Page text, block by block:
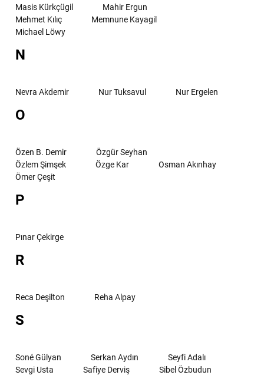
Masis Kürkçügil
Mahir Ergun
Mehmet Kılıç
Memnune Kayagil
Michael Löwy
N
Nevra Akdemir Nur Tuksavul Nur Ergelen
O
Özen B. Demir
Özgür Seyhan
Özlem Şimşek
Özge Kar
Osman Akınhay
Ömer Çeşit
P
Pınar Çekirge
R
Reca Deşilton Reha Alpay
S
Soné Gülyan Serkan Aydın
Seyfi Adalı
Sevgi Usta
Safiye Derviş
Sibel Özbudun